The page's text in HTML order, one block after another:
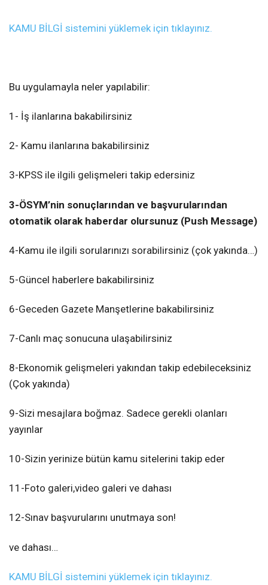
KAMU BİLGİ sistemini yüklemek için tıklayınız.
Bu uygulamayla neler yapılabilir:
1- İş ilanlarına bakabilirsiniz
2- Kamu ilanlarına bakabilirsiniz
3-KPSS ile ilgili gelişmeleri takip edersiniz
3-ÖSYM’nin sonuçlarından ve başvurularından
otomatik olarak haberdar olursunuz (Push Message)
4-Kamu ile ilgili sorularınızı sorabilirsiniz (çok yakında…)
5-Güncel haberlere bakabilirsiniz
6-Geceden Gazete Manşetlerine bakabilirsiniz
7-Canlı maç sonucuna ulaşabilirsiniz
8-Ekonomik gelişmeleri yakından takip edebileceksiniz
(Çok yakında)
9-Sizi mesajlara boğmaz. Sadece gerekli olanları
yayınlar
10-Sizin yerinize bütün kamu sitelerini takip eder
11-Foto galeri,video galeri ve dahası
12-Sınav başvurularını unutmaya son!
ve dahası…
KAMU BİLGİ sistemini yüklemek için tıklayınız.